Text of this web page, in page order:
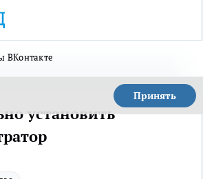
ВКонтакте
Принять
установить